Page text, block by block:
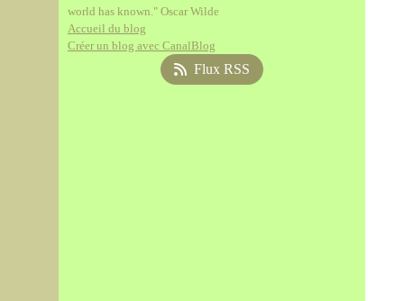
world has known." Oscar Wilde
Accueil du blog
Créer un blog avec CanalBlog
Flux RSS